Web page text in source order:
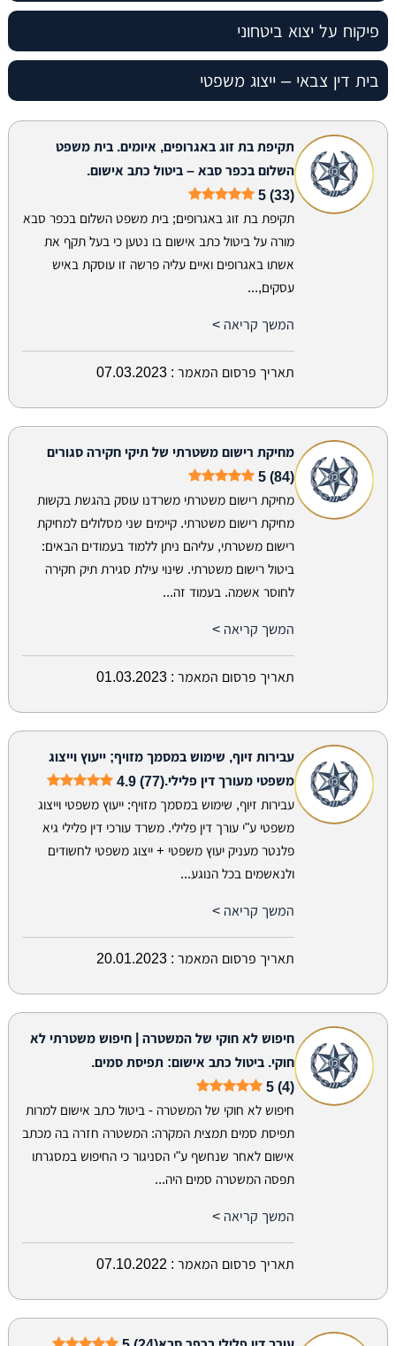
פיקוח על יצוא ביטחוני
בית דין צבאי – ייצוג משפטי
תקיפת בת זוג באגרופים, איומים. בית משפט
השלום בכפר סבא – ביטול כתב אישום.
5 (33)
תקיפת בת זוג באגרופים; בית משפט השלום בכפר סבא
מורה על ביטול כתב אישום בו נטען כי בעל תקף את
אשתו באגרופים ואיים עליה פרשה זו עוסקת באיש
עסקים,...
המשך קריאה >
תאריך פרסום המאמר : 07.03.2023
מחיקת רישום משטרתי של תיקי חקירה סגורים
5 (84)
מחיקת רישום משטרתי משרדנו עוסק בהגשת בקשות
מחיקת רישום משטרתי. קיימים שני מסלולים למחיקת
רישום משטרתי, עליהם ניתן ללמוד בעמודים הבאים:
ביטול רישום משטרתי. שינוי עילת סגירת תיק חקירה
לחוסר אשמה. בעמוד זה...
המשך קריאה >
תאריך פרסום המאמר : 01.03.2023
עבירות זיוף, שימוש במסמך מזויף; ייעוץ וייצוג
משפטי מעורך דין פלילי.4.9 (77)
עבירות זיוף, שימוש במסמך מזויף: ייעוץ משפטי וייצוג
משפטי ע"י עורך דין פלילי. משרד עורכי דין פלילי גיא
פלנטר מעניק יעוץ משפטי + ייצוג משפטי לחשודים
ולנאשמים בכל הנוגע...
המשך קריאה >
תאריך פרסום המאמר : 20.01.2023
חיפוש לא חוקי של המשטרה | חיפוש משטרתי לא
חוקי. ביטול כתב אישום: תפיסת סמים.
5 (4)
חיפוש לא חוקי של המשטרה - ביטול כתב אישום למרות
תפיסת סמים תמצית המקרה: המשטרה חזרה בה מכתב
אישום לאחר שנחשף ע"י הסניגור כי החיפוש במסגרתו
תפסה המשטרה סמים היה...
המשך קריאה >
תאריך פרסום המאמר : 07.10.2022